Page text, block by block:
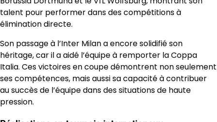
talent pour performer dans des compétitions à
élimination directe.
Son passage à l’Inter Milan a encore solidifié son
héritage, car il a aidé l’équipe à remporter la Coppa
Italia. Ces victoires en coupe démontrent non seulement
ses compétences, mais aussi sa capacité à contribuer
au succès de l’équipe dans des situations de haute
pression.